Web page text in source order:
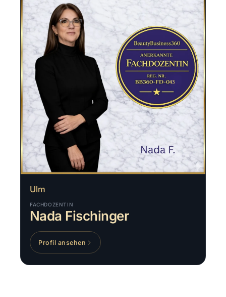
Ulm
FACHDOZENTIN
Nada Fischinger
Profil ansehen